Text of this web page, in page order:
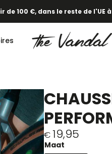
100 €, dans le reste de l'UE
€19,95